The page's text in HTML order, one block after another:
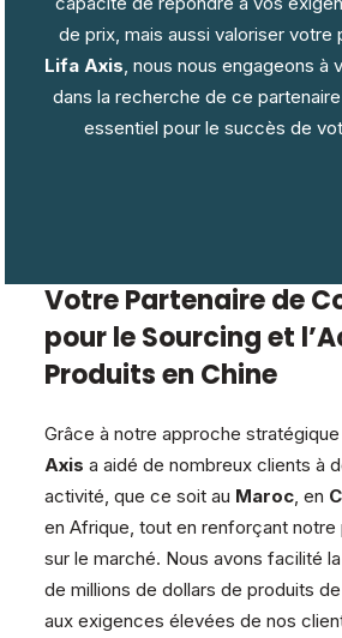
de prix, mais aussi valoriser votre
Lifa Axis , nous nous engageons
dans la recherche de ce
essentiel pour le succès de
Votre Partenaire de
pour le Sourcing et
Produits en Chine
Grâce à notre approche stratégique
Axis a aidé de nombreux clients à
activité, que ce soit au Maroc, en
en Afrique, tout en renforçant notre
sur le marché. Nous avons facilité
de millions de dollars de produits
aux exigences élevées de nos